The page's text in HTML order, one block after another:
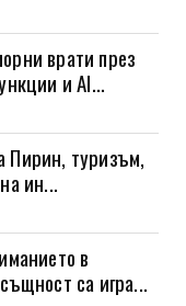
врати през
и AI...
Пирин, туризъм,
ин...
в
са игра...